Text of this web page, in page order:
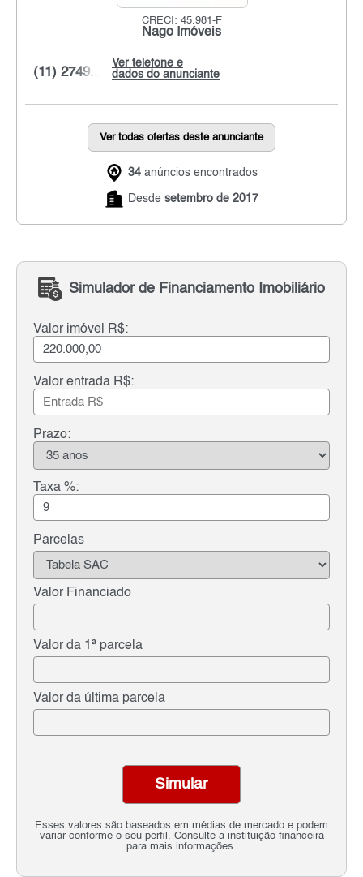
CRECI: 45.981-F
Nago Imóveis
Ver telefone e
dados do anunciante
(11) 2749...
Ver todas ofertas deste anunciante
34 anúncios encontrados
Desde setembro de 2017
Simulador de Financiamento Imobiliário
Valor imóvel R$:
Valor entrada R$:
Prazo:
Taxa %:
Parcelas
Valor Financiado
Valor da 1ª parcela
Valor da última parcela
Esses valores são baseados em médias de mercado e podem
variar conforme o seu perfil. Consulte a instituição financeira
para mais informações.
Simular